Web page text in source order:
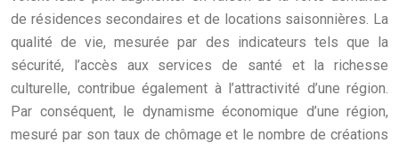
de résidences secondaires et de locations saisonnières. La
qualité de vie, mesurée par des indicateurs tels que la
sécurité, l’accès aux services de santé et la richesse
culturelle, contribue également à l’attractivité d’une région.
Par conséquent, le dynamisme économique d’une région,
mesuré par son taux de chômage et le nombre de créations